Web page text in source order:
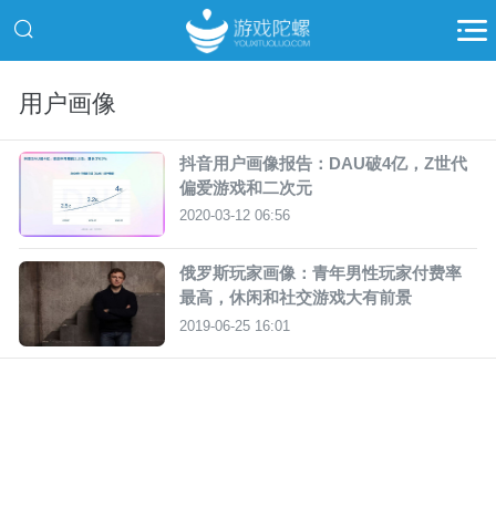
用户画像
抖音用户画像报告：DAU破4亿，Z世代
偏爱游戏和二次元
2020-03-12 06:56
俄罗斯玩家画像：青年男性玩家付费率
最高，休闲和社交游戏大有前景
2019-06-25 16:01